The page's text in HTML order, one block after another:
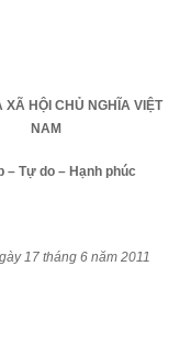
XÃ HỘI CHỦ NGHĨA VIỆT
NAM
– Tự do – Hạnh phúc
17 tháng 6 năm 2011